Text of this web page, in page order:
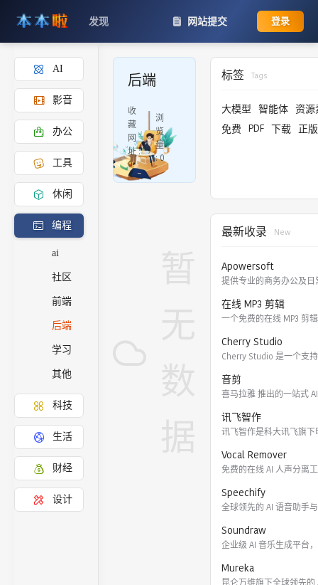
发现 网站提交 登录
AI
影音
办公
工具
休闲
编程
ai
社区
前端
后端
学习
其他
科技
生活
财经
设计
后端
收
藏
网
址 :
0
浏
览
量
:0
标签 Tags
大模型 智能体 资源
免费 PDF 下载 正版
最新收录 New
Apowersoft
在线 MP3 剪辑
Cherry Studio
Cherry Studio 是一个支
音剪
讯飞智作
Vocal Remover
Speechify
Soundraw
Mureka